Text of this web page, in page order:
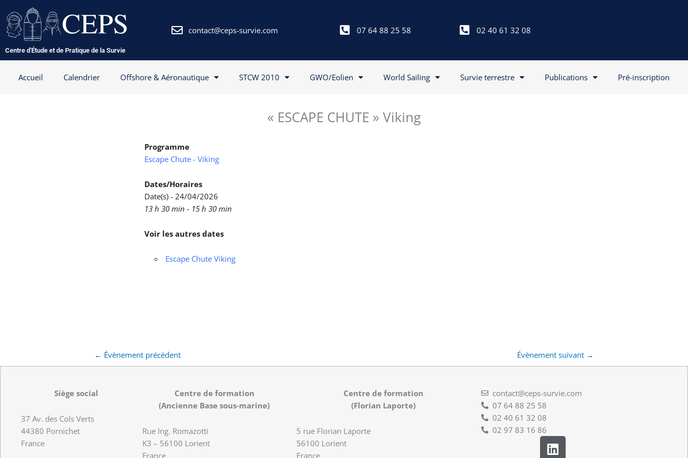
au
contenu
Centre d'Étude et de Pratique de la Survie
contact@ceps-survie.com 07 64 88 25 58 02 40 61 32 08
Accueil Calendrier Offshore & Aéronautique STCW 2010 GWO/Eolien World Sailing Survie terrestre Publications Pré-inscription
« ESCAPE CHUTE » Viking
Programme
Escape Chute - Viking
Dates/Horaires
Date(s) - 24/04/2026
13 h 30 min - 15 h 30 min
Voir les autres dates
Escape Chute Viking
← Évènement précédent Évènement suivant →
Siège social
37 Av. des Cols Verts
44380 Pornichet
France
Centre de formation
(Ancienne Base sous-marine)
Rue Ing. Romazotti
K3 – 56100 Lorient
France
Centre de formation
(Florian Laporte)
5 rue Florian Laporte
56100 Lorient
France
contact@ceps-survie.com
07 64 88 25 58
02 40 61 32 08
02 97 83 16 86
L
i